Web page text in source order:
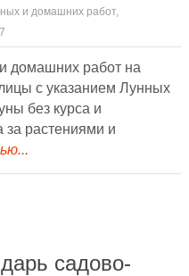
и домашних работ,
домашних работ на
с указанием Лунных
без курса и
за растениями и
садово-